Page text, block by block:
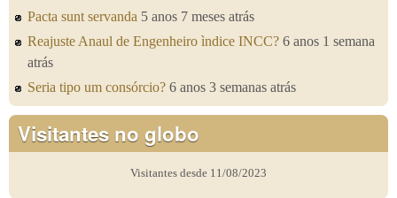
Pacta sunt servanda 5 anos 7 meses atrás
Reajuste Anaul de Engenheiro ìndice INCC? 6 anos 1 semana
atrás
Seria tipo um consórcio? 6 anos 3 semanas atrás
Visitantes no globo
Visitantes desde 11/08/2023